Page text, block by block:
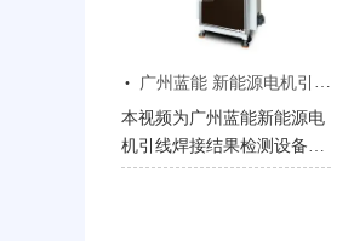
接一体化作业流程，直观展
示线束末端无毛刺、不散
丝、无扫帚头的高精度压方
成型效果。
· 广州蓝能 新能源电机引线焊接结果检测设备操作视频
本视频为广州蓝能新能源电
机引线焊接结果检测设备的
完整操作演示，展示设备与